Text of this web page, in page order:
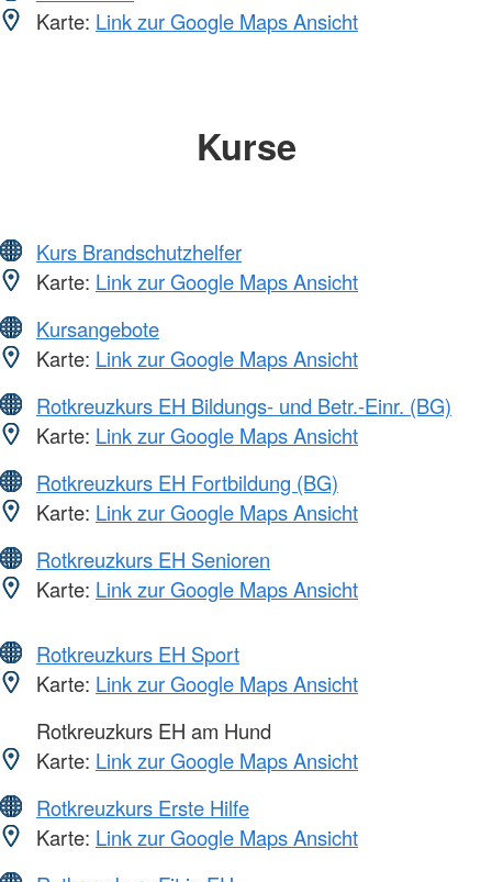
Karte: Link zur Google Maps Ansicht
Kurse
Kurs Brandschutzhelfer
Karte: Link zur Google Maps Ansicht
Kursangebote
Karte: Link zur Google Maps Ansicht
Rotkreuzkurs EH Bildungs- und Betr.-Einr. (BG)
Karte: Link zur Google Maps Ansicht
Rotkreuzkurs EH Fortbildung (BG)
Karte: Link zur Google Maps Ansicht
Rotkreuzkurs EH Senioren
Karte: Link zur Google Maps Ansicht
Rotkreuzkurs EH Sport
Karte: Link zur Google Maps Ansicht
Rotkreuzkurs EH am Hund
Karte: Link zur Google Maps Ansicht
Rotkreuzkurs Erste Hilfe
Karte: Link zur Google Maps Ansicht